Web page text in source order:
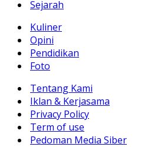
Sejarah
Kuliner
Opini
Pendidikan
Foto
Tentang Kami
Iklan & Kerjasama
Privacy Policy
Term of use
Pedoman Media Siber